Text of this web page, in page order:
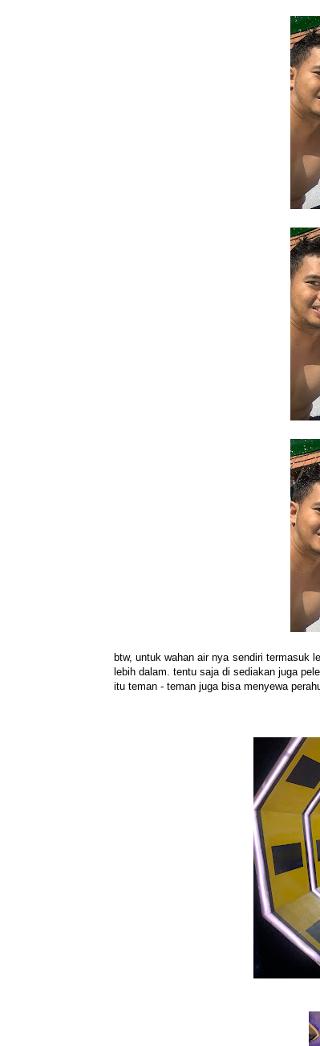
btw, untuk wahan air nya sendiri termasuk
lebih dalam. tentu saja di sediakan juga
itu teman - teman juga bisa menyewa